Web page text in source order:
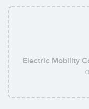
Electric Mobility